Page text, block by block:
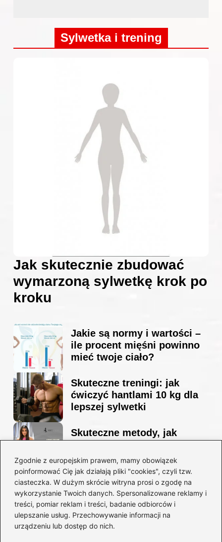
Zgodnie z europejskim prawem, mamy obowiązek
poinformować Cię jak działają pliki "cookies", czyli tzw.
ciasteczka. W dużym skrócie witryna prosi o zgodę na
wykorzystanie Twoich danych. Spersonalizowane reklamy i
treści, pomiar reklam i treści, badanie odbiorców i
ulepszanie usług. Przechowywanie informacji na
urządzeniu lub dostęp do nich.
Sylwetka i trening
Jak skutecznie zbudować
wymarzoną sylwetkę krok po
kroku
Jakie są normy i wartości –
ile procent mięśni powinno
mieć twoje ciało?
Skuteczne treningi: jak
ćwiczyć hantlami 10 kg dla
lepszej sylwetki
Skuteczne metody, jak
sylwetkę w zaledwie 90 dni
Idealny garnitur: jak dobrać
go do swojej sylwetki?